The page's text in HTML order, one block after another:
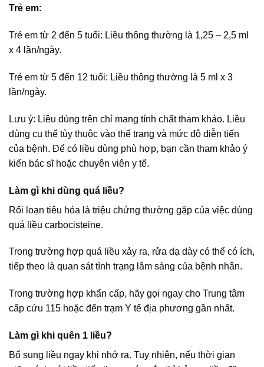
Trẻ em:
Trẻ em từ 2 đến 5 tuổi: Liều thông thường là 1,25 – 2,5 ml
x 4 lần/ngày.
Trẻ em từ 5 đến 12 tuổi: Liều thông thường là 5 ml x 3
lần/ngày.
Lưu ý: Liều dùng trên chỉ mang tính chất tham khảo. Liều
dùng cụ thể tùy thuộc vào thể trạng và mức độ diễn tiến
của bệnh. Để có liều dùng phù hợp, bạn cần tham khảo ý
kiến bác sĩ hoặc chuyên viên y tế.
Làm gì khi dùng quá liều?
Rối loạn tiêu hóa là triệu chứng thường gặp của việc dùng
quá liều carbocisteine.
Trong trường hợp quá liều xảy ra, rửa dạ dày có thể có ích,
tiếp theo là quan sát tình trạng lâm sàng của bệnh nhân.
Trong trường hợp khẩn cấp, hãy gọi ngay cho Trung tâm
cấp cứu 115 hoặc đến trạm Y tế địa phương gần nhất.
Làm gì khi quên 1 liều?
Bổ sung liều ngay khi nhớ ra. Tuy nhiên, nếu thời gian